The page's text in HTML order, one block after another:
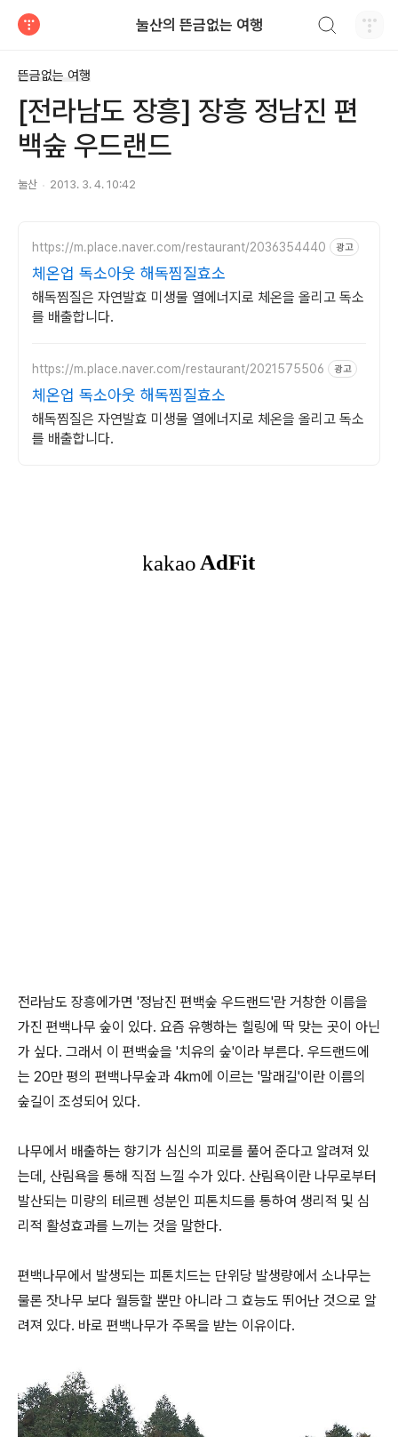
눌산의 뜬금없는 여행
뜬금없는 여행
[전라남도 장흥] 장흥 정남진 편
백숲 우드랜드
눌산 2013. 3. 4. 10:42
https://m.place.naver.com/restaurant/2036354440 광고
체온업 독소아웃 해독찜질효소
해독찜질은 자연발효 미생물 열에너지로 체온을 올리고 독소
를 배출합니다.
https://m.place.naver.com/restaurant/2021575506 광고
체온업 독소아웃 해독찜질효소
해독찜질은 자연발효 미생물 열에너지로 체온을 올리고 독소
를 배출합니다.
전라남도 장흥에가면 '정남진 편백숲 우드랜드'란 거창한 이름을
가진 편백나무 숲이 있다. 요즘 유행하는 힐링에 딱 맞는 곳이 아닌
가 싶다. 그래서 이 편백숲을 '치유의 숲'이라 부른다. 우드랜드에
는 20만 평의 편백나무숲과 4km에 이르는 '말래길'이란 이름의
숲길이 조성되어 있다.
나무에서 배출하는 향기가 심신의 피로를 풀어 준다고 알려져 있
는데, 산림욕을 통해 직접 느낄 수가 있다. 산림욕이란 나무로부터
발산되는 미량의 테르펜 성분인 피톤치드를 통하여 생리적 및 심
리적 활성효과를 느끼는 것을 말한다.
편백나무에서 발생되는 피톤치드는 단위당 발생량에서 소나무는
물론 잣나무 보다 월등할 뿐만 아니라 그 효능도 뛰어난 것으로 알
려져 있다. 바로 편백나무가 주목을 받는 이유이다.